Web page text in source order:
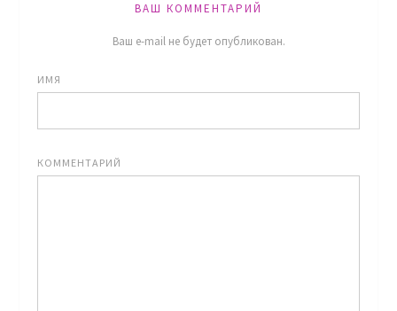
ВАШ КОММЕНТАРИЙ
Ваш e-mail не будет опубликован.
ИМЯ
КОММЕНТАРИЙ